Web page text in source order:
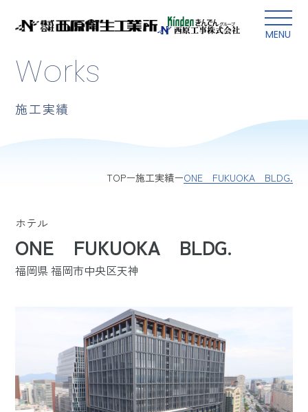
MENU
本文にスキップ
Works
施工実績
TOP 施工実績 ONE FUKUOKA BLDG.
ホテル
ONE FUKUOKA BLDG.
福岡県 福岡市中央区天神